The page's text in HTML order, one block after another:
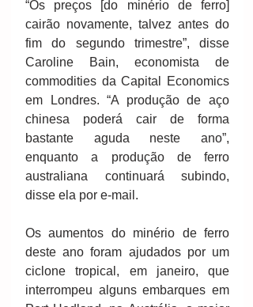
“Os preços [do minério de ferro]
cairão novamente, talvez antes do
fim do segundo trimestre”, disse
Caroline Bain, economista de
commodities da Capital Economics
em Londres. “A produção de aço
chinesa poderá cair de forma
bastante aguda neste ano”,
enquanto a produção de ferro
australiana continuará subindo,
disse ela por e-mail.
Os aumentos do minério de ferro
deste ano foram ajudados por um
ciclone tropical, em janeiro, que
interrompeu alguns embarques em